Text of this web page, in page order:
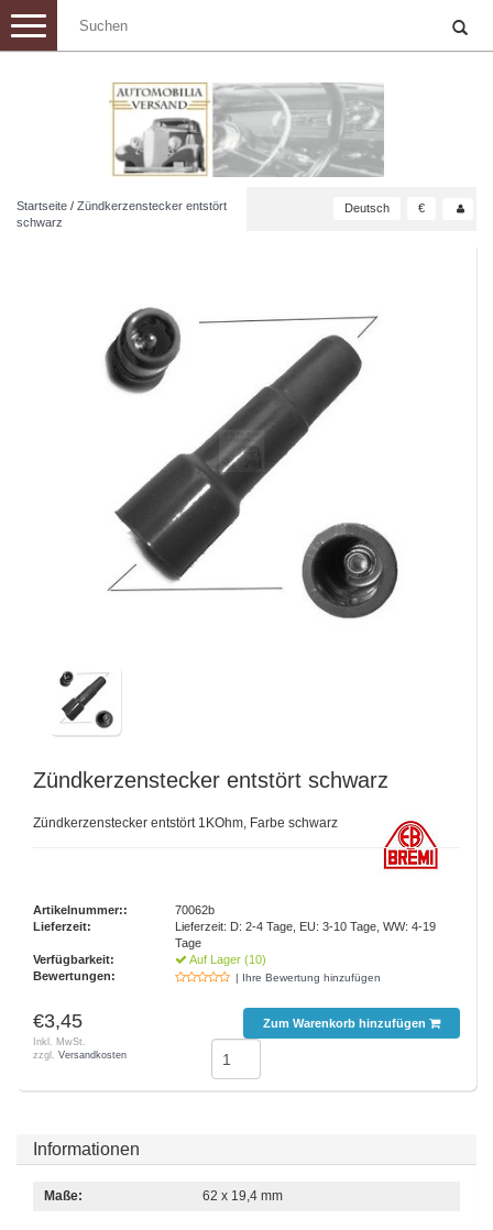
Toggle
navigation
Startseite / Zündkerzenstecker entstört
schwarz
Deutsch €
Zündkerzenstecker entstört schwarz
Zündkerzenstecker entstört 1KOhm, Farbe schwarz
Artikelnummer::
70062b
Lieferzeit:
Lieferzeit: D: 2-4 Tage, EU: 3-10 Tage, WW: 4-19
Tage
Verfügbarkeit:
Auf Lager (10)
Bewertungen:
| Ihre Bewertung hinzufügen
€3,45
Inkl. MwSt.
zzgl. Versandkosten
Zum Warenkorb hinzufügen
Informationen
Maße: 62 x 19,4 mm